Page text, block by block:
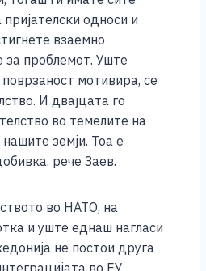
пријателски односи и
взаемно
проблемот. Уште
мотивира, се
И двајцата го
во темелите на
земји. Тоа е
рече Заев.
во НАТО, на
и уште еднаш нагласи
не постои друга